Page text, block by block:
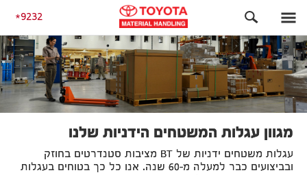
9232 עגלות משטחים ידניות עזרה בשינוע והרמה
מגוון עגלות המשטחים הידניות שלנו
עגלות משטחים ידניות של BT מציבות סטנדרטים בחוזק
ובביצועים כבר למעלה מ-60 שנה. אנו כל כך בטוחים בעגלות